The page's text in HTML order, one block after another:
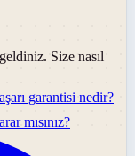
Size nasıl
garantisi nedir?
mısınız?